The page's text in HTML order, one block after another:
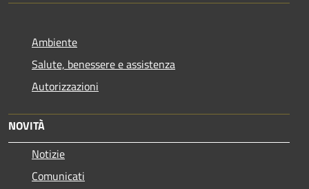
Ambiente
Salute, benessere e assistenza
Autorizzazioni
NOVITÀ
Notizie
Comunicati